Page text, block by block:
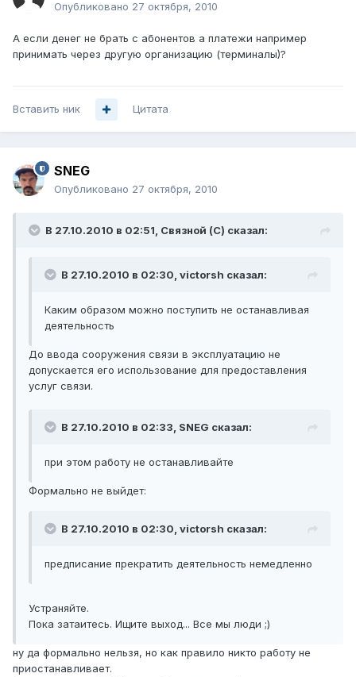
Опубликовано 27 октября, 2010
А если денег не брать с абонентов а платежи например
принимать через другую организацию (терминалы)?
Вставить ник Цитата
SNEG
Опубликовано 27 октября, 2010
В 27.10.2010 в 02:51, Связной (С) сказал:
В 27.10.2010 в 02:30, victorsh сказал:
Каким образом можно поступить не останавливая
деятельность
До ввода сооружения связи в эксплуатацию не
допускается его использование для предоставления
услуг связи.
В 27.10.2010 в 02:33, SNEG сказал:
при этом работу не останавливайте
Формально не выйдет:
В 27.10.2010 в 02:30, victorsh сказал:
предписание прекратить деятельность немедленно
Устраняйте.
Пока затаитесь. Ищите выход... Все мы люди ;)
ну да формально нельзя, но как правило никто работу не
приостанавливает.